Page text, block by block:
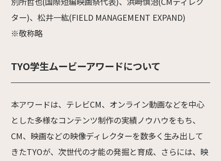
ター)、松井一紘(FIELD MANAGEMENT EXPAND)
※敬称略
TYO学生ムービーアワードについて
本アワードは、テレビCM、オンライン動画などを中心
とした多様なコンテンツ制作の実績ノウハウをもち、
CM、映画などの映像ディレクターを数多く生み出して
きたTYOが、次世代の才能の発掘と育成、さらには、映